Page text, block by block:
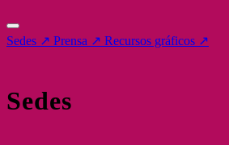
Sedes ↗ Prensa ↗ Recursos gráficos ↗
Sedes